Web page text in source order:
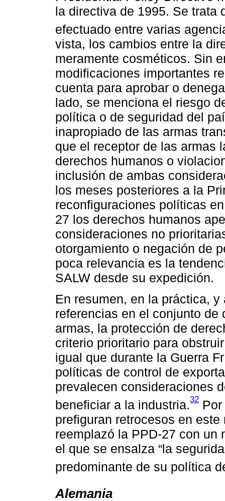
la directiva de 1995. Se trata
efectuado entre varias
vista, los cambios entre la
meramente cosméticos. Sin
modificaciones importantes
cuenta para aprobar o
lado, se menciona el riesgo
política o de seguridad del
inapropiado de las armas
que el receptor de las armas
derechos humanos o
inclusión de ambas
los meses posteriores a la
reconfiguraciones políticas
27 los derechos humanos
consideraciones no
otorgamiento o negación de
poca relevancia es la
SALW desde su expedición.
En resumen, en la práctica,
referencias en el conjunto
armas, la protección de
criterio prioritario para
igual que durante la Guerra
políticas de control de
prevalecen consideraciones
beneficiar a la industria.32
prefiguran retrocesos en
reemplazó la PPD-27 con un
el que se ensalza “la
predominante de su política
Alemania